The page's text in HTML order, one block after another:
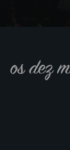
os dez